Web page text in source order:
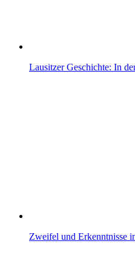
Lausitzer Geschichte: In
Zweifel und Erkenntnisse